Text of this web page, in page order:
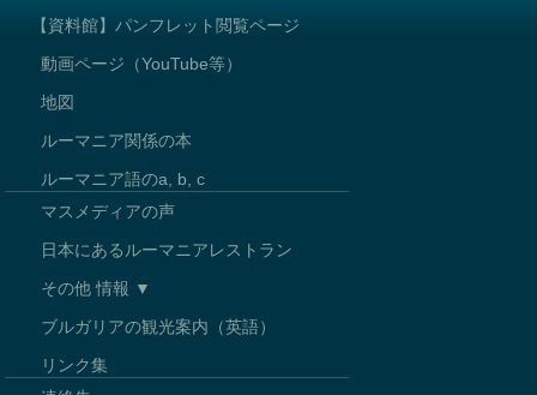
【資料館】パンフレット閲覧ページ
動画ページ（YouTube等）
地図
ルーマニア関係の本
ルーマニア語のa, b, c
マスメディアの声
日本にあるルーマニアレストラン
その他 情報 ▼
ブルガリアの観光案内（英語）
リンク集